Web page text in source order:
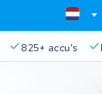
825+ accu's